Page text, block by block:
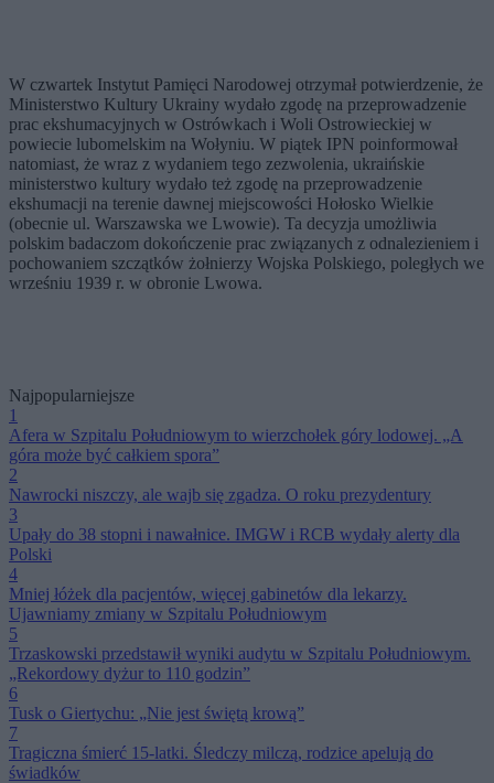
W czwartek Instytut Pamięci Narodowej otrzymał potwierdzenie, że
Ministerstwo Kultury Ukrainy wydało zgodę na przeprowadzenie
prac ekshumacyjnych w Ostrówkach i Woli Ostrowieckiej w
powiecie lubomelskim na Wołyniu. W piątek IPN poinformował
natomiast, że wraz z wydaniem tego zezwolenia, ukraińskie
ministerstwo kultury wydało też zgodę na przeprowadzenie
ekshumacji na terenie dawnej miejscowości Hołosko Wielkie
(obecnie ul. Warszawska we Lwowie). Ta decyzja umożliwia
polskim badaczom dokończenie prac związanych z odnalezieniem i
pochowaniem szczątków żołnierzy Wojska Polskiego, poległych we
wrześniu 1939 r. w obronie Lwowa.
Najpopularniejsze
1
Afera w Szpitalu Południowym to wierzchołek góry lodowej. „A
góra może być całkiem spora”
2
Nawrocki niszczy, ale wajb się zgadza. O roku prezydentury
3
Upały do 38 stopni i nawałnice. IMGW i RCB wydały alerty dla
Polski
4
Mniej łóżek dla pacjentów, więcej gabinetów dla lekarzy.
Ujawniamy zmiany w Szpitalu Południowym
5
Trzaskowski przedstawił wyniki audytu w Szpitalu Południowym.
„Rekordowy dyżur to 110 godzin”
6
Tusk o Giertychu: „Nie jest świętą krową”
7
Tragiczna śmierć 15-latki. Śledczy milczą, rodzice apelują do
świadków